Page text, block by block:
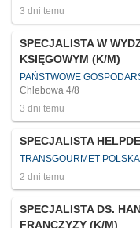
3 dni temu
SPECJALISTA W
KSIĘGOWYM (K/M)
PAŃSTWOWE
Chlebowa 4/8
3 dni temu
SPECJALISTA
TRANSGOURMET POLSKA
2 dni temu
SPECJALISTA DS.
FRANCZYZY (K/M)